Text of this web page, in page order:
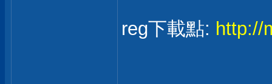
reg下載點: http://